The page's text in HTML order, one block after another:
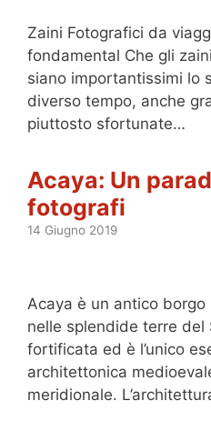
Zaini Fotografici da
fondamental Che gli
siano importantissimi lo
diverso tempo, anche
piuttosto sfortunate…
Acaya: Un
fotografi
14 Giugno 2019
Acaya è un antico
nelle splendide terre del
fortificata ed è l’unico
architettonica
meridionale.